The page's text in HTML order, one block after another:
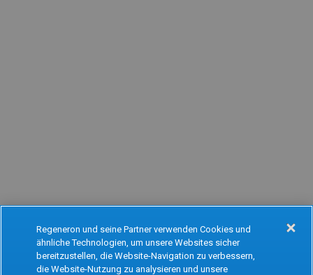
Oops!
Regeneron und seine Partner verwenden Cookies und
ähnliche Technologien, um unsere Websites sicher
bereitzustellen, die Website-Navigation zu verbessern,
die Website-Nutzung zu analysieren und unsere